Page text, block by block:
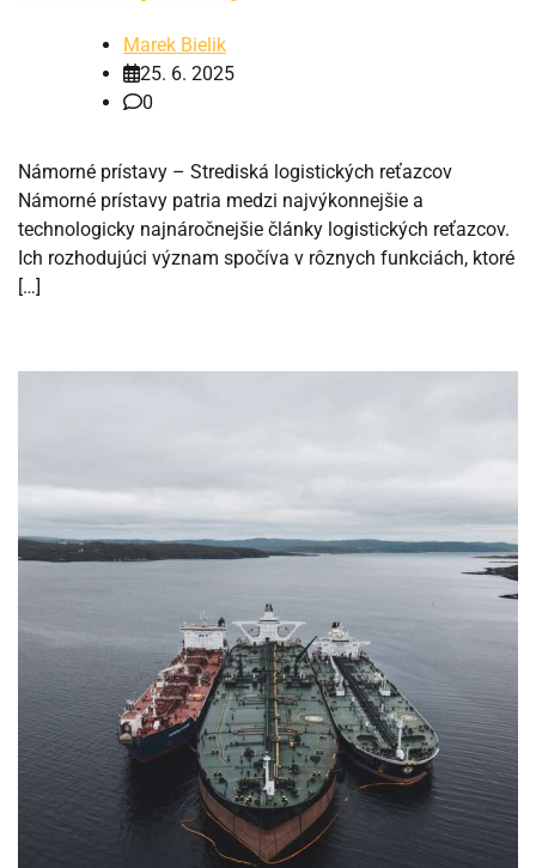
Marek Bielik
25. 6. 2025
0
Námorné prístavy – Strediská logistických reťazcov
Námorné prístavy patria medzi najvýkonnejšie a
technologicky najnáročnejšie články logistických reťazcov.
Ich rozhodujúci význam spočíva v rôznych funkciách, ktoré
[…]